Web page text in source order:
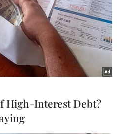
High-Interest Debt?